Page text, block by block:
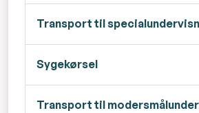
Transport til
Sygekørsel
Transport til